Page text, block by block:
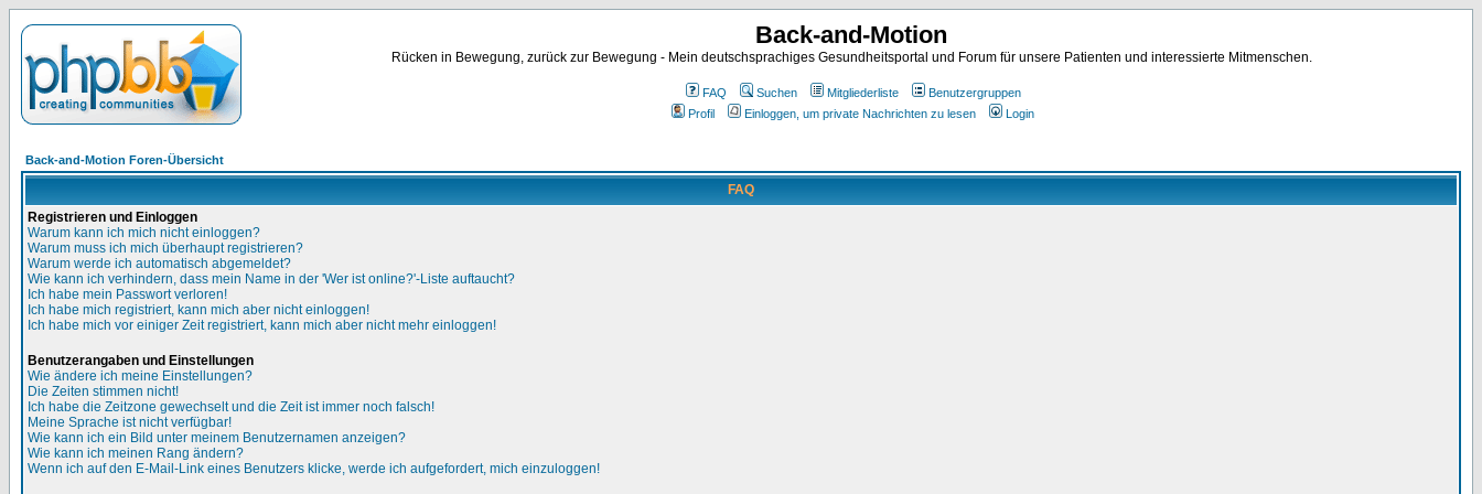
Back-and-Motion
Rücken in Bewegung, zurück zur Bewegung - Mein deutschsprachiges Gesundheitsportal und Forum für unsere Patienten und interessierte Mitmenschen.
FAQ Suchen Mitgliederliste
Benutzergruppen
Profil
Einloggen, um private Nachrichten zu lesen Login
Back-and-Motion Foren-Übersicht
FAQ
Registrieren und Einloggen
Warum kann ich mich nicht einloggen?
Warum muss ich mich überhaupt registrieren?
Warum werde ich automatisch abgemeldet?
Wie kann ich verhindern, dass mein Name in der 'Wer ist online?'-Liste auftaucht?
Ich habe mein Passwort verloren!
Ich habe mich registriert, kann mich aber nicht einloggen!
Ich habe mich vor einiger Zeit registriert, kann mich aber nicht mehr einloggen!
Benutzerangaben und Einstellungen
Wie ändere ich meine Einstellungen?
Die Zeiten stimmen nicht!
Ich habe die Zeitzone gewechselt und die Zeit ist immer noch falsch!
Meine Sprache ist nicht verfügbar!
Wie kann ich ein Bild unter meinem Benutzernamen anzeigen?
Wie kann ich meinen Rang ändern?
Wenn ich auf den E-Mail-Link eines Benutzers klicke, werde ich aufgefordert, mich einzuloggen!